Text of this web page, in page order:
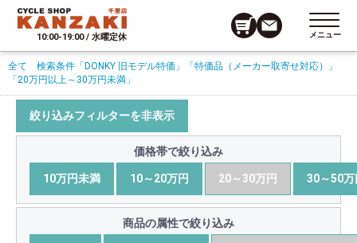
10:00-19:00 / 水曜定休 メニュー
全て 検索条件 「DONKY 旧モデル特価」
「特価品（メーカー取寄せ対応）」
「20万円以上～30万円未満」
絞り込みフィルターを非表示
価格帯で絞り込み
10万円未満 10～20万円 20～30万円 30～50万
商品の属性で絞り込み